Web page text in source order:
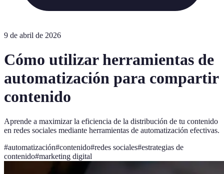
9 de abril de 2026
Cómo utilizar herramientas de
automatización para compartir
contenido
Aprende a maximizar la eficiencia de la distribución de tu contenido
en redes sociales mediante herramientas de automatización efectivas.
#automatización#contenido#redes sociales#estrategias de
contenido#marketing digital